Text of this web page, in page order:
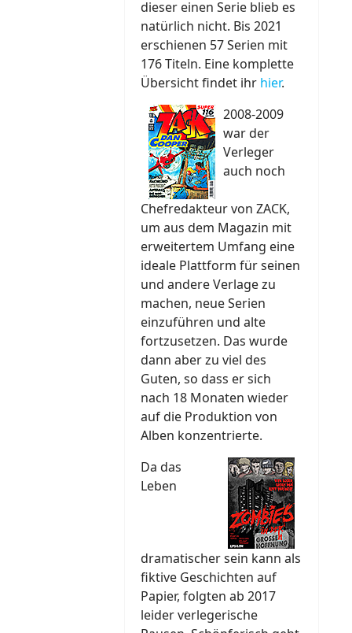
dieser einen Serie blieb es
natürlich nicht. Bis 2021
erschienen 57 Serien mit
176 Titeln. Eine komplette
Übersicht findet ihr hier.
2008-2009
war der
Verleger
auch noch
Chefredakteur von ZACK,
um aus dem Magazin mit
erweitertem Umfang eine
ideale Plattform für seinen
und andere Verlage zu
machen, neue Serien
einzuführen und alte
fortzusetzen. Das wurde
dann aber zu viel des
Guten, so dass er sich
nach 18 Monaten wieder
auf die Produktion von
Alben konzentrierte.
Da das
Leben
dramatischer sein kann als
fiktive Geschichten auf
Papier, folgten ab 2017
leider verlegerische